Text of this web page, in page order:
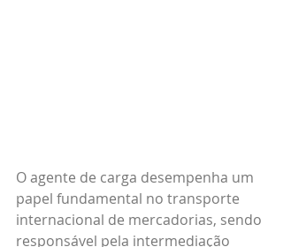
O agente de carga desempenha um
papel fundamental no transporte
internacional de mercadorias, sendo
responsável pela intermediação